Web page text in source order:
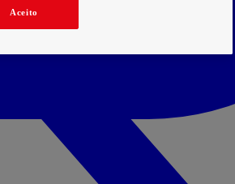
Aceito